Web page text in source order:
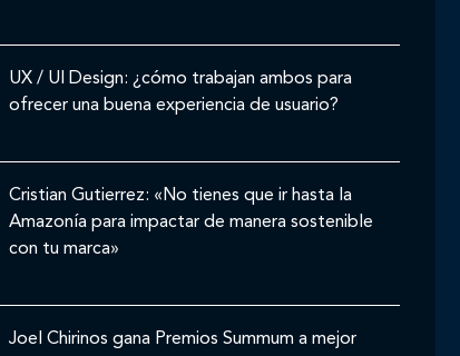
UX / UI Design: ¿cómo trabajan ambos para
ofrecer una buena experiencia de usuario?
Cristian Gutierrez: «No tienes que ir hasta la
Amazonía para impactar de manera sostenible
con tu marca»
Joel Chirinos gana Premios Summum a mejor